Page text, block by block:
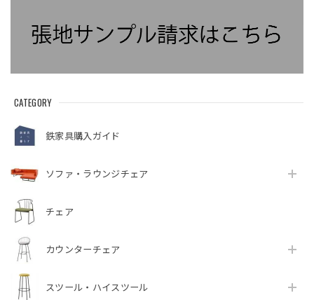
CATEGORY
鉄家具購入ガイド
ソファ・ラウンジチェア
チェア
カウンターチェア
スツール・ハイスツール